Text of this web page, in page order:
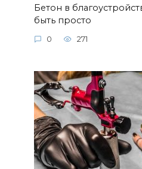
Бетон в
быть просто
0 271